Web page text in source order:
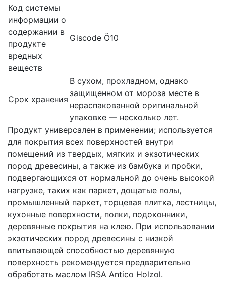
Код системы
информации о
содержании в
продукте
вредных
веществ
Giscode Ö10
Срок хранения
В сухом, прохладном, однако
защищенном от мороза месте в
нераспакованной оригинальной
упаковке — несколько лет.
Продукт универсален в применении; используется
для покрытия всех поверхностей внутри
помещений из твердых, мягких и экзотических
пород древесины, а также из бамбука и пробки,
подвергающихся от нормальной до очень высокой
нагрузке, таких как паркет, дощатые полы,
промышленный паркет, торцевая плитка, лестницы,
кухонные поверхности, полки, подоконники,
деревянные покрытия на клею. При использовании
экзотических пород древесины с низкой
впитывающей способностью деревянную
поверхность рекомендуется предварительно
обработать маслом IRSA Antico Holzol.